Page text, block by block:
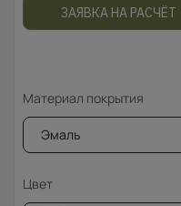
ЗАЯВКА НА РАСЧЁТ
Материал покрытия
Эмаль
Цвет